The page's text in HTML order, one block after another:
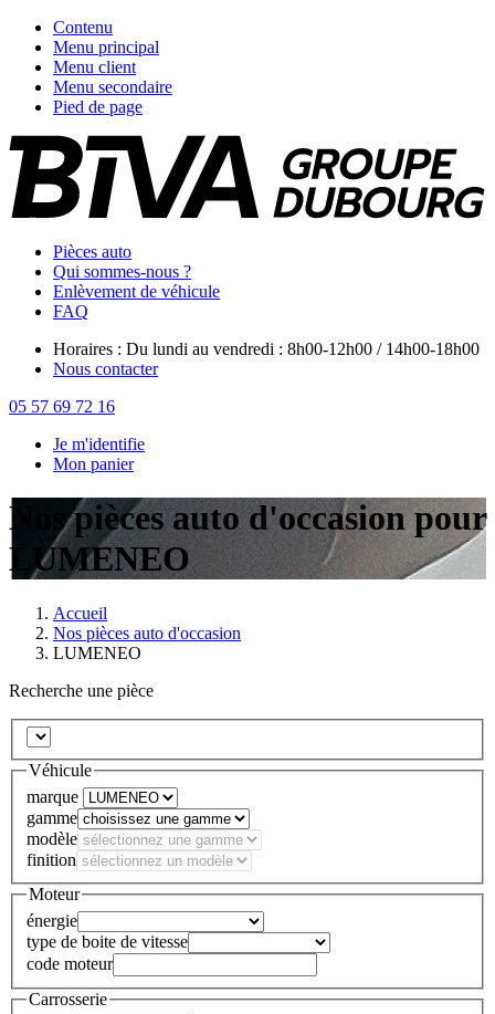
Contenu
Menu principal
Menu client
Menu secondaire
Pied de page
Pièces auto
Qui sommes-nous ?
Enlèvement de véhicule
FAQ
Horaires : Du lundi au vendredi : 8h00-12h00 / 14h00-18h00
Nous contacter
05 57 69 72 16
Je m'identifie
Mon panier
Nos pièces auto d'occasion pour
LUMENEO
Accueil
Nos pièces auto d'occasion
LUMENEO
Recherche une pièce
Véhicule
marque
gamme
modèle
finition
Moteur
énergie
type de boite de vitesse
code moteur
Carrosserie